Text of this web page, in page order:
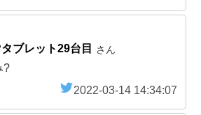
ブレット29台目 さん
?
2022-03-14 14:34:07